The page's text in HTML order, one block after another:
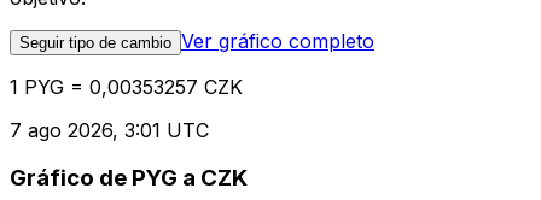
Seguir tipo de cambio Ver gráfico completo
1 PYG = 0,00353257 CZK
7 ago 2026, 3:01 UTC
Gráfico de PYG a CZK